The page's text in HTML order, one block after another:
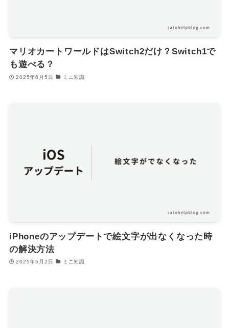
マリオカートワールドはSwitch2だけ？Switch1で
も遊べる？
2025年6月5日 ミニ知識
iPhoneのアップデートで絵文字が出なくなった時
の解決方法
2025年5月2日 ミニ知識